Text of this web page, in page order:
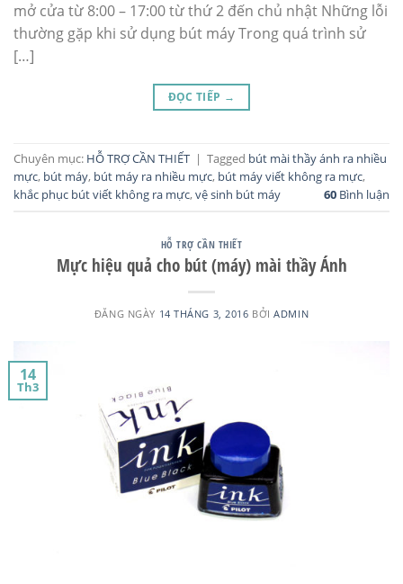
mở cửa từ 8:00 – 17:00 từ thứ 2 đến chủ nhật Những lỗi
thường gặp khi sử dụng bút máy Trong quá trình sử
[…]
ĐỌC TIẾP →
Chuyên mục: HỖ TRỢ CẦN THIẾT | Tagged bút mài thầy ánh ra nhiều
mực, bút máy, bút máy ra nhiều mực, bút máy viết không ra mực,
khắc phục bút viết không ra mực,vệ sinh bút máy 60 Bình luận
HỖ TRỢ CẦN THIẾT
Mực hiệu quả cho bút (máy) mài thầy Ánh
ĐĂNG NGÀY 14 THÁNG 3, 2016 BỞIADMIN
14
Th3